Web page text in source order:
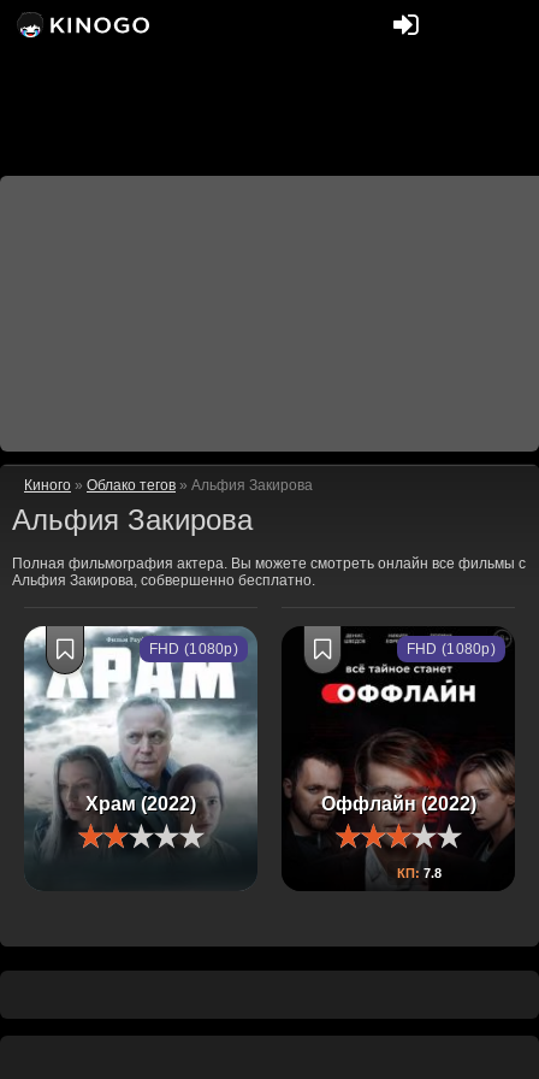
Киного » Облако тегов » Альфия Закирова
Альфия Закирова
Полная фильмография актера. Вы можете смотреть онлайн все фильмы с
Альфия Закирова, собвершенно бесплатно.
Храм (2022)
FHD (1080p)
Оффлайн (2022)
КП: 7.8
FHD (1080p)